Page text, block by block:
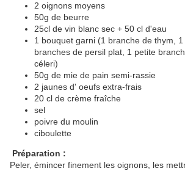
2 oignons moyens
50g de beurre
25cl de vin blanc sec + 50 cl d'eau
1 bouquet garni (1 branche de thym,
branches de persil plat, 1 petite
céleri)
50g de mie de pain semi-rassie
2 jaunes d' oeufs extra-frais
20 cl de crème fraîche
sel
poivre du moulin
ciboulette
Préparation :
Peler, émincer finement les oignons, les